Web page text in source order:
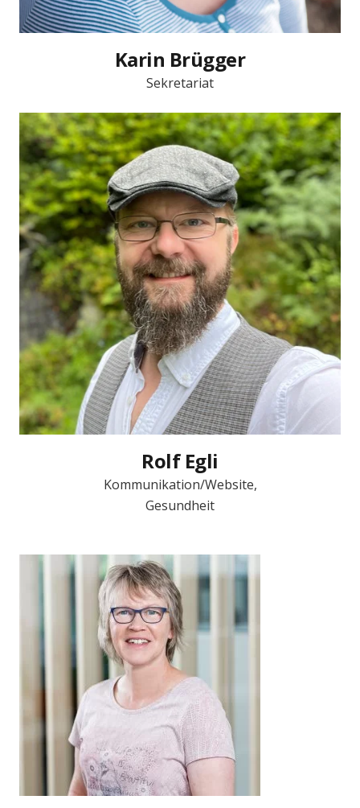
Karin Brügger
Sekretariat
Rolf Egli
Kommunikation/Website,
Gesundheit